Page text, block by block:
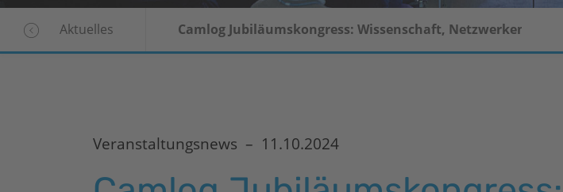
Aktuelles Camlog Jubiläums­kongress: Wissen­schaft, Netzwerken und
Veranstaltungsnews – 11.10.2024